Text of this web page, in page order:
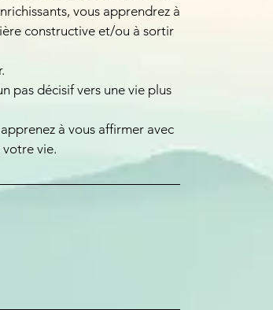
vous apprendrez à
constructive et/ou à sortir
pas décisif vers une vie plus
à vous affirmer avec
vie.